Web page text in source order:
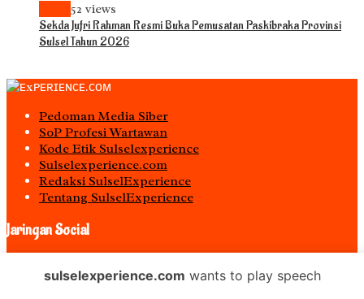
52 views
Sekda Jufri Rahman Resmi Buka Pemusatan Paskibraka Provinsi
Sulsel Tahun 2026
Pedoman Media Siber
S0P Profesi Wartawan
Kode Etik Sulselexperience
Sulselexperience.com
Redaksi SulselExperience
Tentang SulselExperience
Jaringan Social
Twitter
sulselexperience.com wants to play speech